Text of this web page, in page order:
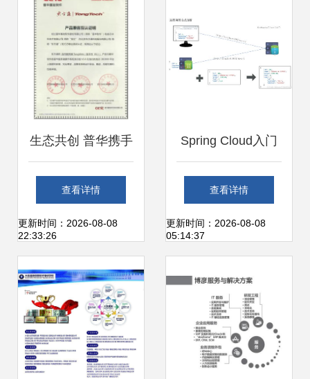
生态共创 普华携手
东方通完成
TongWeb产品兼容
软件技术服务新高
地
查看详情
更新时间：2026-08-08
22:33:26
Spring Cloud入门
二 服务间调用与基
础案例实践
查看详情
更新时间：2026-08-08
05:14:37